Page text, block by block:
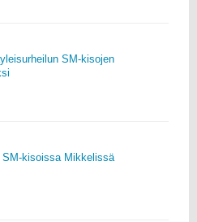
SM-kisojen
SM-kisoissa Mikkelissä